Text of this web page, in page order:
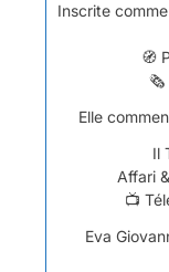
Inscrite
🧭
🗞️
Elle
Il
Affari
📺
Eva